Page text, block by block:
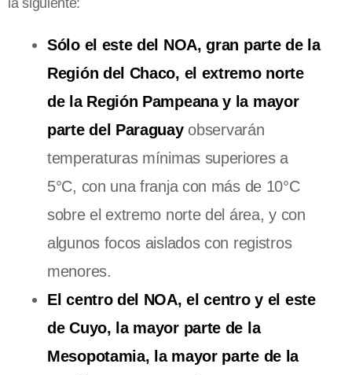
la siguiente:
Sólo el este del NOA, gran parte de la
Región del Chaco, el extremo norte
de la Región Pampeana y la mayor
parte del Paraguayobservarán
temperaturas mínimas superiores a
5°C, con una franja con más de 10°C
sobre el extremo norte del área, y con
algunos focos aislados con registros
menores.
El centro del NOA, el centro y el este
de Cuyo, la mayor parte de la
Mesopotamia, la mayor parte de la